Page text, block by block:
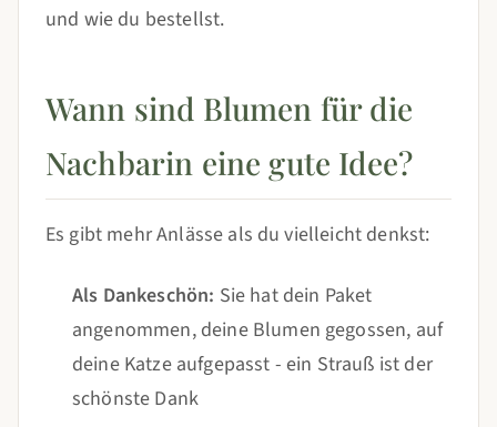
und wie du bestellst.
Wann sind Blumen für die
Nachbarin eine gute Idee?
Es gibt mehr Anlässe als du vielleicht denkst:
Als Dankeschön: Sie hat dein Paket
angenommen, deine Blumen gegossen, auf
deine Katze aufgepasst - ein Strauß ist der
schönste Dank